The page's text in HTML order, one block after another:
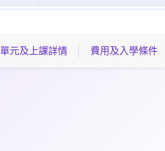
單元及上課詳情 費用及入學條件